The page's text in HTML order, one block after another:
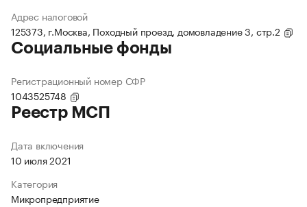
Адрес налоговой
125373, г.Москва, Походный проезд, домовладение 3, стр.2
Социальные фонды
Регистрационный номер СФР
1043525748
Реестр МСП
Дата включения
10 июля 2021
Категория
Микропредприятие